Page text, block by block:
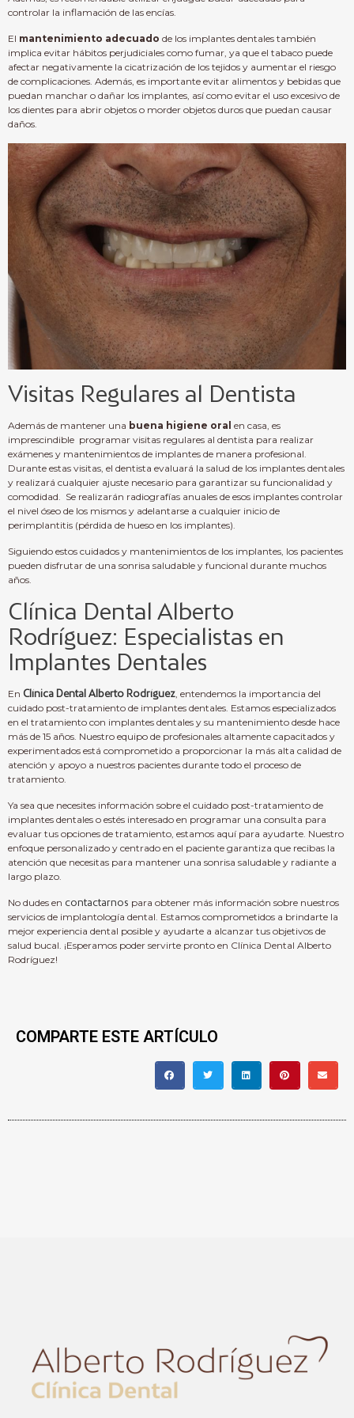
controlar la inflamación de las encías.
El mantenimiento adecuado de los implantes dentales también
implica evitar hábitos perjudiciales como fumar, ya que el tabaco puede
afectar negativamente la cicatrización de los tejidos y aumentar el riesgo
de complicaciones. Además, es importante evitar alimentos y bebidas que
puedan manchar o dañar los implantes, así como evitar el uso excesivo de
los dientes para abrir objetos o morder objetos duros que puedan causar
daños.
Visitas Regulares al Dentista
Además de mantener una buena higiene oral en casa, es
imprescindible programar visitas regulares al dentista para realizar
exámenes y mantenimientos de implantes de manera profesional.
Durante estas visitas, el dentista evaluará la salud de los implantes dentales
y realizará cualquier ajuste necesario para garantizar su funcionalidad y
comodidad. Se realizarán radiografías anuales de esos implantes controlar
el nivel óseo de los mismos y adelantarse a cualquier inicio de
perimplantitis (pérdida de hueso en los implantes).
Siguiendo estos cuidados y mantenimientos de los implantes, los pacientes
pueden disfrutar de una sonrisa saludable y funcional durante muchos
años.
Clínica Dental Alberto
Rodríguez: Especialistas en
Implantes Dentales
En Clínica Dental Alberto Rodríguez , entendemos la importancia del
cuidado post-tratamiento de implantes dentales. Estamos especializados
en el tratamiento con implantes dentales y su mantenimiento desde hace
más de 15 años. Nuestro equipo de profesionales altamente capacitados y
experimentados está comprometido a proporcionar la más alta calidad de
atención y apoyo a nuestros pacientes durante todo el proceso de
tratamiento.
Ya sea que necesites información sobre el cuidado post-tratamiento de
implantes dentales o estés interesado en programar una consulta para
evaluar tus opciones de tratamiento, estamos aquí para ayudarte. Nuestro
enfoque personalizado y centrado en el paciente garantiza que recibas la
atención que necesitas para mantener una sonrisa saludable y radiante a
largo plazo.
No dudes en contactarnos para obtener más información sobre nuestros
servicios de implantología dental. Estamos comprometidos a brindarte la
mejor experiencia dental posible y ayudarte a alcanzar tus objetivos de
salud bucal. ¡Esperamos poder servirte pronto en Clínica Dental Alberto
Rodríguez!
COMPARTE ESTE ARTÍCULO
UTILIZADO PARA TRATAR LA DISFUNCIÓN
ERÉCTIL, TIENE VARIAS ADVERTENCIAS
ANTES DE SU CONSUMO. PRIMERO, ES
QUE PUEDEN REQUERIR ATENCIÓN MÉDICA
URGENTE. ADEMÁS, KAMAGRA ORAL JELLY
PUEDE INTERACTUAR NEGATIVAMENTE
CON OTROS MEDICAMENTOS,
ESPECIALMENTE AQUELLOS QUE